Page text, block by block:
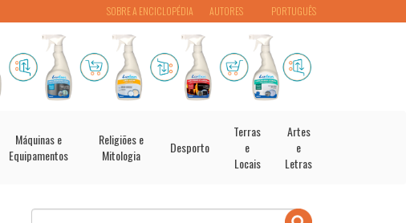
PORTUGUÊS
SOBRE A ENCICLOPÉDIA AUTORES
Máquinas e
Equipamentos
Religiões e
Mitologia
Desporto
Terras
e
Locais
Artes
e
Letras